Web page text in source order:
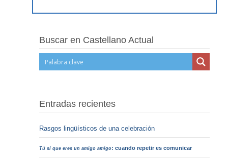
Buscar en Castellano Actual
Entradas recientes
Rasgos lingüísticos de una celebración
Tú sí que eres un amigo amigo: cuando repetir es comunicar